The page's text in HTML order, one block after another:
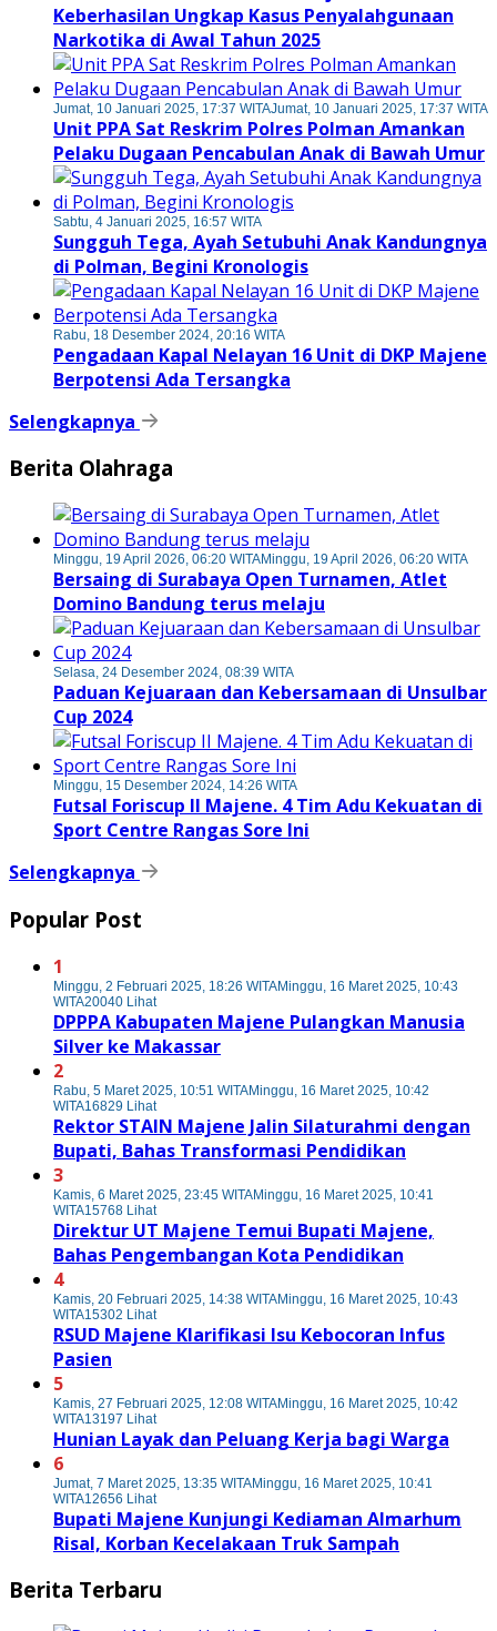
Keberhasilan Ungkap Kasus Penyalahgunaan
Narkotika di Awal Tahun 2025
Jumat, 10 Januari 2025, 17:37 WITAJumat, 10 Januari 2025, 17:37 WITA
Unit PPA Sat Reskrim Polres Polman Amankan
Pelaku Dugaan Pencabulan Anak di Bawah Umur
Sabtu, 4 Januari 2025, 16:57 WITA
Sungguh Tega, Ayah Setubuhi Anak Kandungnya
di Polman, Begini Kronologis
Rabu, 18 Desember 2024, 20:16 WITA
Pengadaan Kapal Nelayan 16 Unit di DKP Majene
Berpotensi Ada Tersangka
Selengkapnya
Berita Olahraga
Minggu, 19 April 2026, 06:20 WITAMinggu, 19 April 2026, 06:20 WITA
Bersaing di Surabaya Open Turnamen, Atlet
Domino Bandung terus melaju
Selasa, 24 Desember 2024, 08:39 WITA
Paduan Kejuaraan dan Kebersamaan di Unsulbar
Cup 2024
Minggu, 15 Desember 2024, 14:26 WITA
Futsal Foriscup II Majene. 4 Tim Adu Kekuatan di
Sport Centre Rangas Sore Ini
Selengkapnya
Popular Post
1
Minggu, 2 Februari 2025, 18:26 WITAMinggu, 16 Maret 2025, 10:43
WITA20040 Lihat
DPPPA Kabupaten Majene Pulangkan Manusia
Silver ke Makassar
2
Rabu, 5 Maret 2025, 10:51 WITAMinggu, 16 Maret 2025, 10:42
WITA16829 Lihat
Rektor STAIN Majene Jalin Silaturahmi dengan
Bupati, Bahas Transformasi Pendidikan
3
Kamis, 6 Maret 2025, 23:45 WITAMinggu, 16 Maret 2025, 10:41
WITA15768 Lihat
Direktur UT Majene Temui Bupati Majene,
Bahas Pengembangan Kota Pendidikan
4
Kamis, 20 Februari 2025, 14:38 WITAMinggu, 16 Maret 2025, 10:43
WITA15302 Lihat
RSUD Majene Klarifikasi Isu Kebocoran Infus
Pasien
5
Kamis, 27 Februari 2025, 12:08 WITAMinggu, 16 Maret 2025, 10:42
WITA13197 Lihat
Hunian Layak dan Peluang Kerja bagi Warga
6
Jumat, 7 Maret 2025, 13:35 WITAMinggu, 16 Maret 2025, 10:41
WITA12656 Lihat
Bupati Majene Kunjungi Kediaman Almarhum
Risal, Korban Kecelakaan Truk Sampah
Berita Terbaru